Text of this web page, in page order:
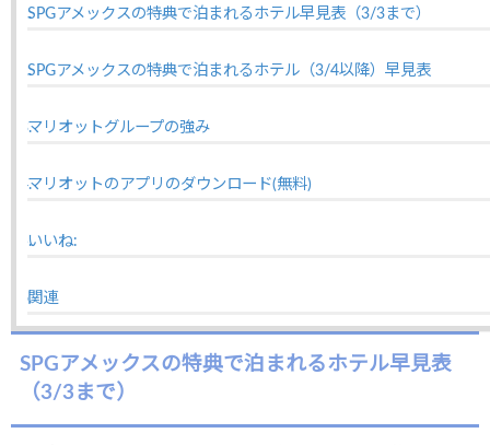
SPGアメックスの特典で泊まれるホテル早見表（3/3まで）
SPGアメックスの特典で泊まれるホテル（3/4以降）早見表
マリオットグループの強み
マリオットのアプリのダウンロード(無料)
いいね:
関連
SPGアメックスの特典で泊まれるホテル早見表
（3/3まで）